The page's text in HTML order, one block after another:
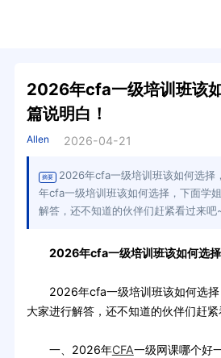
2026年cfa一级培训班该
篇说明白！
Allen 2026-04-21
摘要
2026年cfa一级培训班该如何选择
年cfa一级培训班该如何选择，下面学
解答，还不知道的伙伴们赶紧看过来吧
2026年cfa一级培训班该如何选
2026年cfa一级培训班该如何选择
大家进行解答，还不知道的伙伴们赶
一、2026年CFA一级网课哪个好